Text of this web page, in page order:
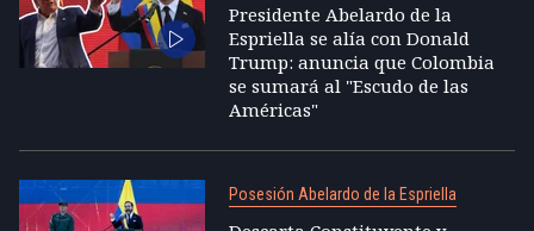
Presidente Abelardo de la
Espriella se alía con Donald
Trump: anuncia que Colombia
se sumará al "Escudo de las
Américas"
Posesión Abelardo de la Espriella